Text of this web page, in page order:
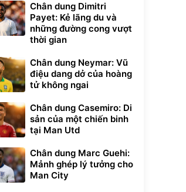
Chân dung Dimitri
Payet: Kẻ lãng du và
những đường cong vượt
thời gian
Chân dung Neymar: Vũ
điệu dang dở của hoàng
tử không ngai
Chân dung Casemiro: Di
sản của một chiến binh
tại Man Utd
Chân dung Marc Guehi:
Mảnh ghép lý tưởng cho
Man City